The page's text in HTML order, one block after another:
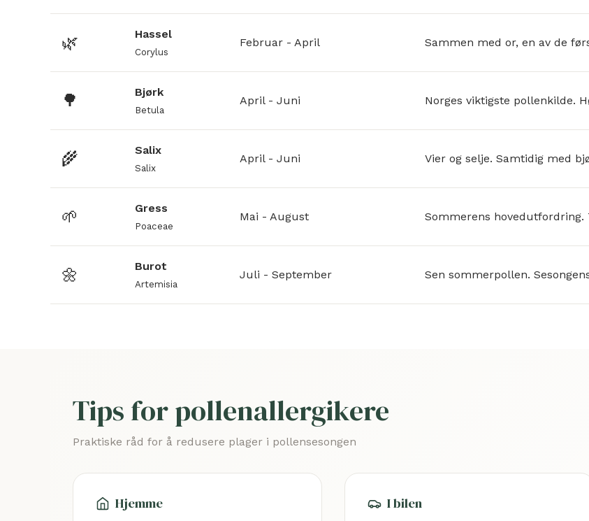
🌿 Hassel
Corylus
Februar - April Sammen med or, en av de
🌳 Bjørk
Betula
April - Juni Norges viktigste pollenkilde.
🌾 Salix
Salix
April - Juni Vier og selje. Samtidig med
🌱 Gress
Poaceae
Mai - August Sommerens hovedutfordring.
🌼 Burot
Artemisia
Juli - September Sen sommerpollen.
Tips for pollenallergikere
Praktiske råd for å redusere plager i pollensesongen
Hjemme I bilen